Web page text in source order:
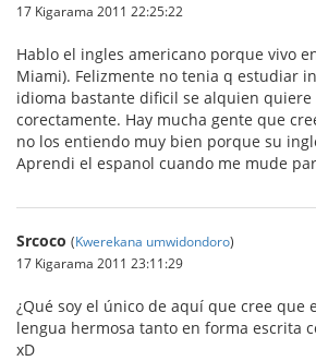
17 Kigarama 2011 22:25:22
Hablo el ingles americano porque vivo
Miami). Felizmente no tenia q estudiar
idioma bastante dificil se alquien
corectamente. Hay mucha gente que
no los entiendo muy bien porque su
Aprendi el espanol cuando me mude
Srcoco (Kwerekana umwidondoro)
17 Kigarama 2011 23:11:29
¿Qué soy el único de aquí que cree que
lengua hermosa tanto en forma escrita
xD